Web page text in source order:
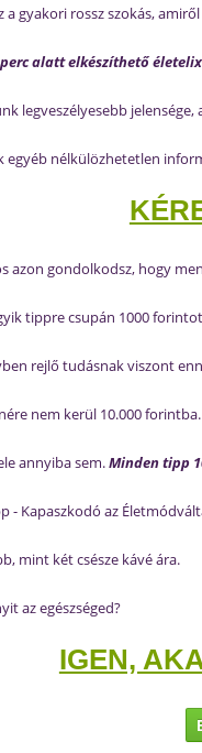
a gyakori rossz szokás,
perc alatt elkészíthető
legveszélyesebb
egyéb nélkülözhetetlen
azon gondolkodsz, hogy
tippre csupán 1000
rejlő tudásnak viszont
nem kerül 10.000 forintba.
annyiba sem.Minden tipp
- Kapaszkodó az
mint két csésze kávé ára.
az egészséged?
IGEN,